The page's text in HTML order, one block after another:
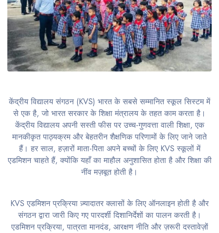
केंद्रीय विद्यालय संगठन (KVS) भारत के सबसे सम्मानित स्कूल सिस्टम में
से एक है, जो भारत सरकार के शिक्षा मंत्रालय के तहत काम करता है।
केंद्रीय विद्यालय अपनी सस्ती फीस पर उच्च-गुणवत्ता वाली शिक्षा, एक
मानकीकृत पाठ्यक्रम और बेहतरीन शैक्षणिक परिणामों के लिए जाने जाते
हैं। हर साल, हज़ारों माता-पिता अपने बच्चों के लिए KVS स्कूलों में
एडमिशन चाहते हैं, क्योंकि यहाँ का माहौल अनुशासित होता है और शिक्षा की
नींव मज़बूत होती है।
KVS एडमिशन प्रक्रिया ज़्यादातर क्लासों के लिए ऑनलाइन होती है और
संगठन द्वारा जारी किए गए पारदर्शी दिशानिर्देशों का पालन करती है।
एडमिशन प्रक्रिया, पात्रता मानदंड, आरक्षण नीति और ज़रूरी दस्तावेज़ों